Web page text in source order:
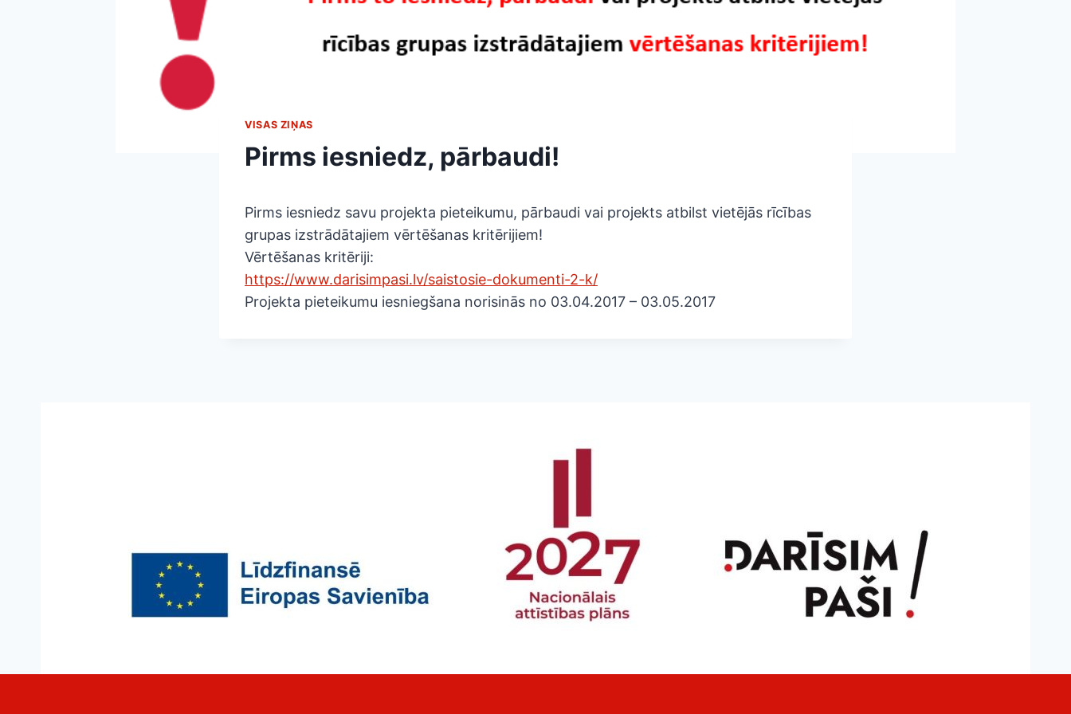
VISAS ZIŅAS
Pirms iesniedz, pārbaudi!
Pirms iesniedz savu projekta pieteikumu, pārbaudi vai projekts atbilst vietējās rīcības
grupas izstrādātajiem vērtēšanas kritērijiem!
Vērtēšanas kritēriji:
https://www.darisimpasi.lv/saistosie-dokumenti-2-k/
Projekta pieteikumu iesniegšana norisinās no 03.04.2017 – 03.05.2017